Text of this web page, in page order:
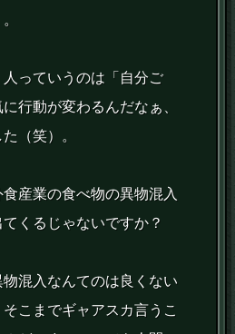
っていうのは「自分ご
行動が変わるんだなぁ、
（笑）。
産業の食べ物の異物混入
くるじゃないですか？
混入なんてのは良くない
こまでギャアスカ言うこ